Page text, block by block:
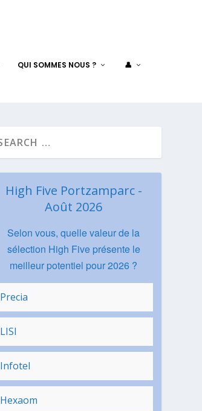
QUI SOMMES NOUS ? 👤
High Five Portzamparc -
Août 2026
Selon vous, quelle valeur de la
sélection High Five présente le
meilleur potentiel pour 2026 ?
Precia
LISI
Infotel
Hexaom